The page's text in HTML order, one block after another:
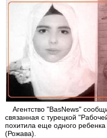
Агентство "BasNews"
связанная с турецкой
похитила еще одного
(Рожава).